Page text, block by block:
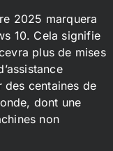
2025 marquera
10. Cela signifie
plus de mises
des centaines de
dont une
non